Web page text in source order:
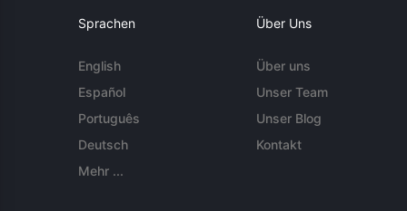
Sprachen
English
Español
Português
Deutsch
Mehr ...
Über Uns
Über uns
Unser Team
Unser Blog
Kontakt